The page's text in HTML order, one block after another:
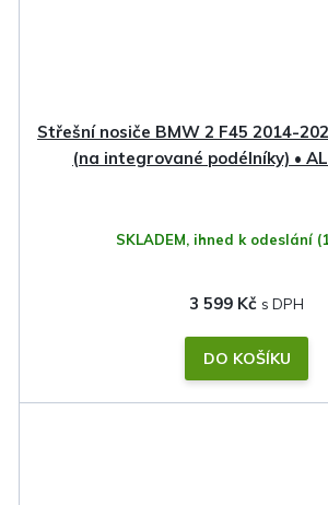
Střešní nosiče BMW 2 F45 2014-
(na integrované podélníky) •
SKLADEM, ihned k odeslání
3 599 Kč
DO KOŠÍKU